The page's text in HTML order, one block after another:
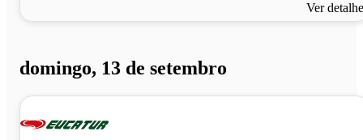
Ver
domingo, 13 de setembro